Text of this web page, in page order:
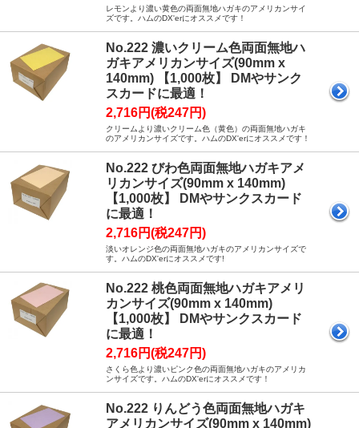
レモンより濃い黄色の両面無地ハガキのアメリカンサイ
ズです。ハムのDX'erにオススメです！
No.222 濃いクリーム色両面無地ハ
ガキアメリカンサイズ(90mm x
140mm) 【1,000枚】 DMやサンク
スカードに最適！
2,716円(税247円)
クリームより濃いクリーム色（黄色）の両面無地ハガキ
のアメリカンサイズです。ハムのDX'erにオススメです！
No.222 びわ色両面無地ハガキアメ
リカンサイズ(90mm x 140mm)
【1,000枚】 DMやサンクスカード
に最適！
2,716円(税247円)
淡いオレンジ色の両面無地ハガキのアメリカンサイズで
す。ハムのDX'erにオススメです!
No.222 桃色両面無地ハガキアメリ
カンサイズ(90mm x 140mm)
【1,000枚】 DMやサンクスカード
に最適！
2,716円(税247円)
さくら色より濃いピンク色の両面無地ハガキのアメリカ
ンサイズです。ハムのDX'erにオススメです！
No.222 りんどう色両面無地ハガキ
アメリカンサイズ(90mm x 140mm)